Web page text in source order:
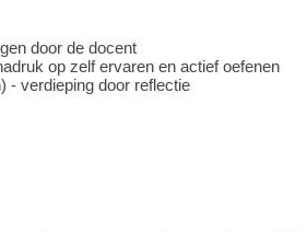
door de docent
op zelf ervaren en actief oefenen
- verdieping door reflectie